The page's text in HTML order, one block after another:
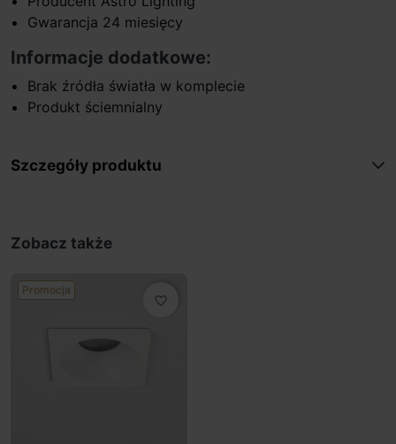
Gwarancja 24 miesięcy
Informacje dodatkowe:
Brak źródła światła w komplecie
Produkt ściemnialny
Szczegóły produktu
Zobacz także
Promocja
favorite_border